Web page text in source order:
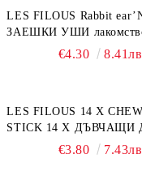
LES FILOUS Rabbit
ЗАЕШКИ УШИ лакомство
€4.30
LES FILOUS 14 X
STICK 14 X ДЪВЧАЩИ ДЕНТАЛНИ
СОЛЕТИ за куче, УВИТИ
€3.80